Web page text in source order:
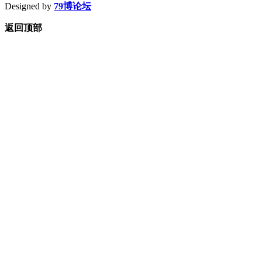
Designed by 79博论坛
返回顶部